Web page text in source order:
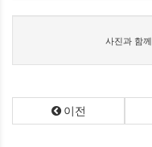
사진과 함
이전